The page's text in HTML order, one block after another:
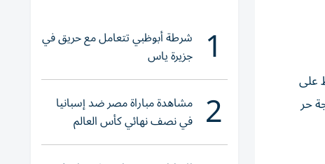
على
حر
1 شرطة أبوظبي تتعامل مع حريق في
جزيرة ياس
2 مشاهدة مباراة مصر ضد إسبانيا
في نصف نهائي كأس العالم
لناشئات اليد 2026